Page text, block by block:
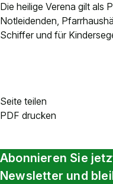
Die heilige Verena gilt als
Notleidenden,
Schiffer und für
Seite teilen
PDF drucken
Abonnieren Sie
Newsletter und